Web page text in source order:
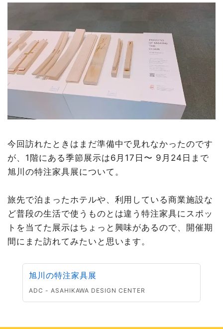
今回訪れたときはまだ準備中で見れなかったのです
が、1階にある季節展示は6月17日〜 9月24日まで
旭川の特注家具展について。
旅先で泊まったホテルや、利用している商業施設な
ど普段の生活で使うものとは違う特注家具にスポッ
トを当てた展示はちょっと興味があるので、開催期
間にまた訪れてみたいと思います。
旭川の特注家具展
ADC - ASAHIKAWA DESIGN CENTER